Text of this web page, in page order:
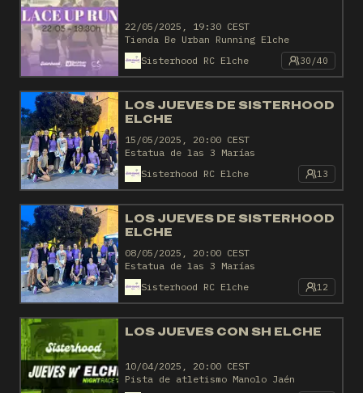
22/05/2025, 19:30 CEST
Tienda Be Urban Running Elche
Sisterhood RC Elche
30/40
LOS JUEVES DE SISTERHOOD
ELCHE
15/05/2025, 20:00 CEST
Estatua de las 3 Marías
Sisterhood RC Elche
13
LOS JUEVES DE SISTERHOOD
ELCHE
08/05/2025, 20:00 CEST
Estatua de las 3 Marías
Sisterhood RC Elche
12
LOS JUEVES CON SH ELCHE
10/04/2025, 20:00 CEST
Pista de atletismo Manolo Jaén